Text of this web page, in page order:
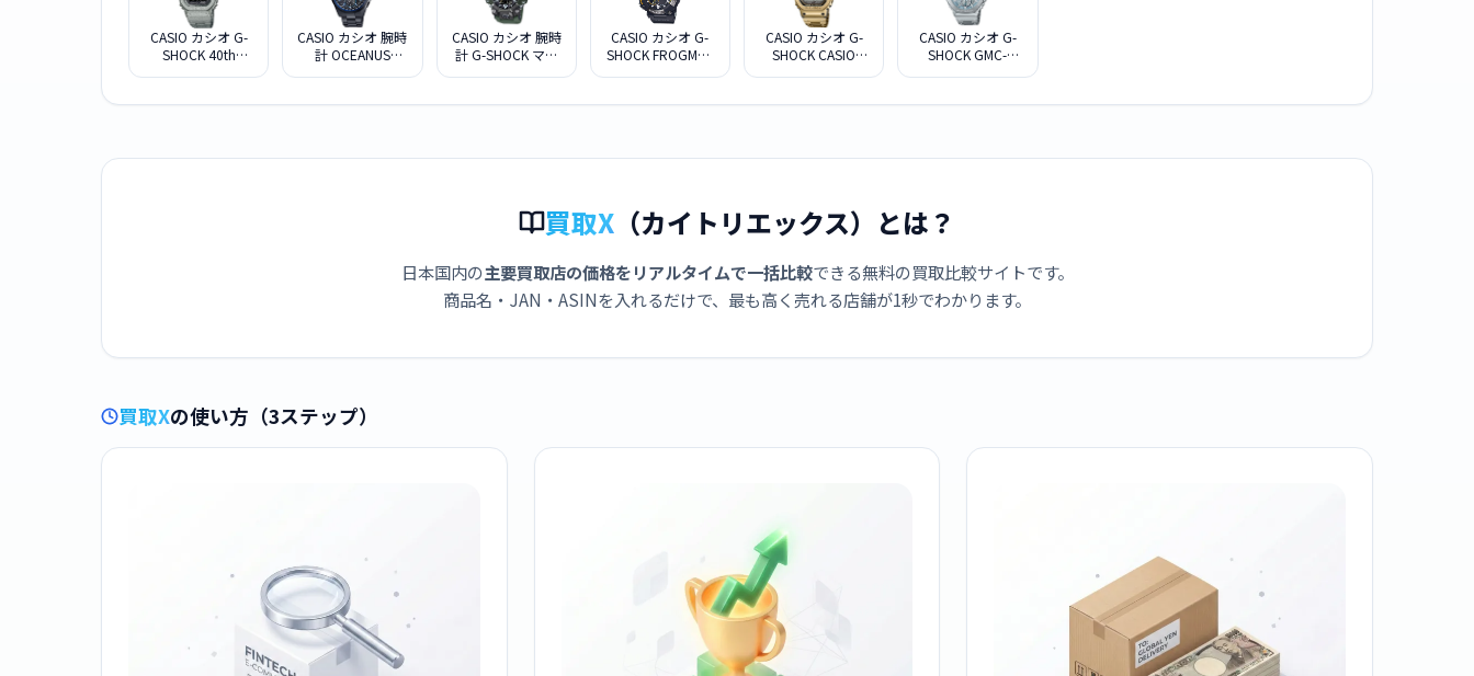
CASIO カシオ G-
SHOCK 40th
シリーズ 限定モデ
CASIO カシオ 腕時
計 OCEANUS
CASIO カシオ 腕時
計 G-SHOCK マス
B1000-3AJF
CASIO カシオ G-
SHOCK FROGMAN
CASIO カシオ G-
SHOCK CASIO
腕時計 フルメタル
CASIO カシオ G-
SHOCK GMC-
買取X （カイトリエックス）とは？
日本国内の主要買取店の価格をリアルタイムで一括比較できる無料の買取比較サイトです。
商品名・JAN・ASINを入れるだけで、最も高く売れる店舗が1秒でわかります。
買取Xの使い方（3ステップ）